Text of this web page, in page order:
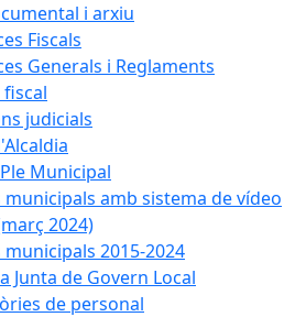
i arxiu
Fiscals
Generals i Reglaments
judicials
Municipal
municipals amb sistema de vídeo
2024)
municipals 2015-2024
Junta de Govern Local
de personal